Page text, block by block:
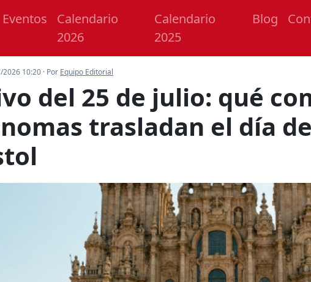
Eventos
Calendario
2026
Calendario
2025
Blog
10:20 · Por Equipo Editorial
del 25 de julio: qué
trasladan el día